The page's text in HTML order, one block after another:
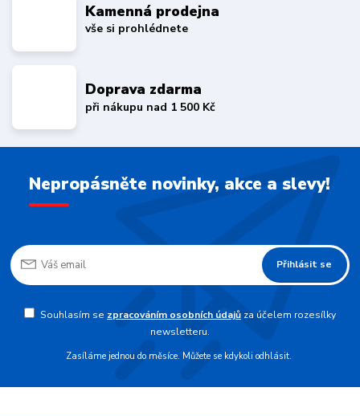
Kamenná prodejna
vše si prohlédnete
Doprava zdarma
při nákupu nad 1 500 Kč
Nepropásněte novinky, akce a slevy!
Přihlásit se
Souhlasím se zpracováním osobních údajůza účelem rozesílky
newsletteru.
Zasíláme jednou do měsíce. Můžete se kdykoli odhlásit.